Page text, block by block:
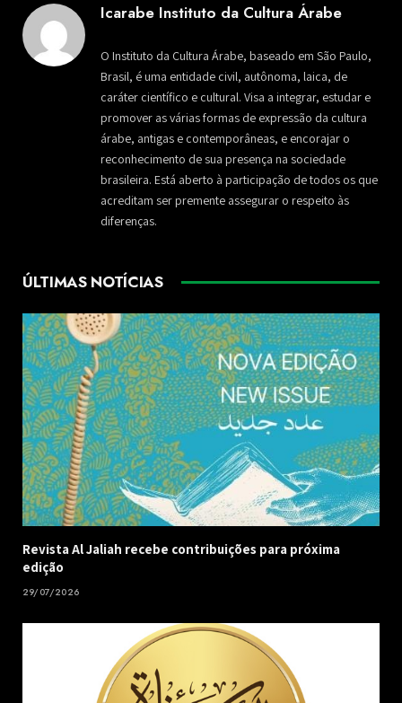
Icarabe Instituto da Cultura Árabe
O Instituto da Cultura Árabe, baseado em São Paulo,
Brasil, é uma entidade civil, autônoma, laica, de
caráter científico e cultural. Visa a integrar, estudar e
promover as várias formas de expressão da cultura
árabe, antigas e contemporâneas, e encorajar o
reconhecimento de sua presença na sociedade
brasileira. Está aberto à participação de todos os que
acreditam ser premente assegurar o respeito às
diferenças.
ÚLTIMAS NOTÍCIAS
Revista Al Jaliah recebe contribuições para próxima
edição
29/07/2026